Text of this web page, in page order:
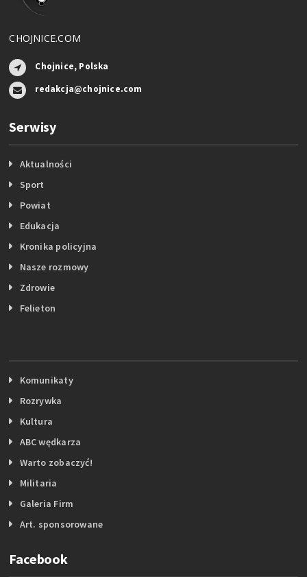
CHOJNICE.COM
Chojnice, Polska
redakcja@chojnice.com
Serwisy
Aktualności
Sport
Powiat
Edukacja
Kronika policyjna
Nasze rozmowy
Zdrowie
Felieton
Komunikaty
Rozrywka
Kultura
ABC wędkarza
Warto zobaczyć!
Militaria
Galeria Firm
Art. sponsorowane
Facebook